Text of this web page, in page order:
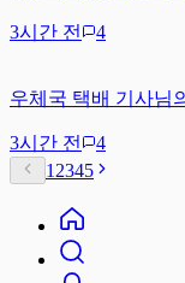
3시간 전 4
우체국 택배 기사님
3시간 전
4
1 2345